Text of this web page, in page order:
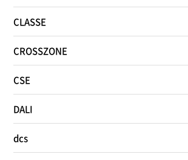
CLASSE
CROSSZONE
CSE
DALI
dcs